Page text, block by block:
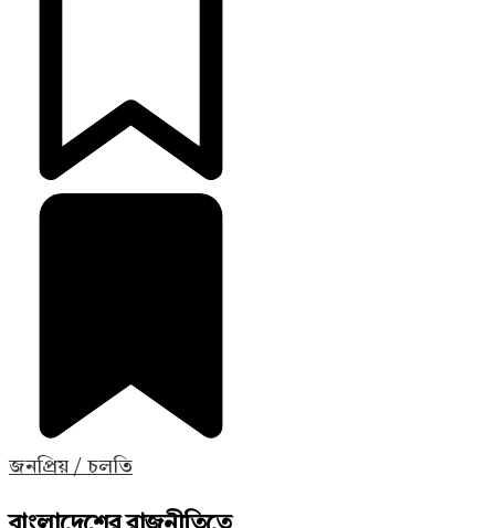
জনপ্রিয় / চলতি